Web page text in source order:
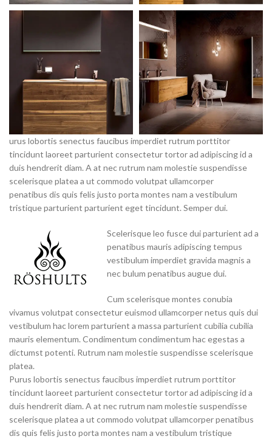
urus lobortis senectus faucibus imperdiet rutrum porttitor
tincidunt laoreet parturient consectetur tortor ad adipiscing id a
duis hendrerit diam. A at nec rutrum nam molestie suspendisse
scelerisque platea a ut commodo volutpat ullamcorper
penatibus dis quis felis justo porta montes nam a vestibulum
tristique parturient parturient eget tincidunt. Semper dui.
Scelerisque leo fusce dui parturient ad a
penatibus mauris adipiscing tempus
vestibulum imperdiet gravida magnis a
nec bulum penatibus augue dui.
Cum scelerisque montes conubia
vivamus volutpat consectetur euismod ullamcorper netus quis dui
vestibulum hac lorem parturient a massa parturient cubilia cubilia
mauris elementum. Condimentum condimentum hac egestas a
dictumst potenti. Rutrum nam molestie suspendisse scelerisque
platea.
Purus lobortis senectus faucibus imperdiet rutrum porttitor
tincidunt laoreet parturient consectetur tortor ad adipiscing id a
duis hendrerit diam. A at nec rutrum nam molestie suspendisse
scelerisque platea a ut commodo volutpat ullamcorper penatibus
dis quis felis justo porta montes nam a vestibulum tristique